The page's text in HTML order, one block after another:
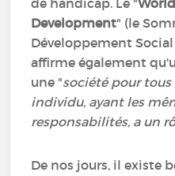
de handicap. Le "
Development" (le
Développement
affirme également
une "société pour
individu, ayant les
responsabilités, a un
De nos jours, il existe